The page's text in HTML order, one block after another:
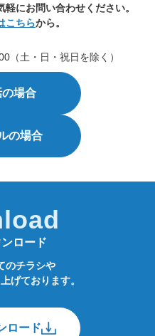
にお問い合わせください。
こちらから。
（土・日・祝日を除く）
場合
の場合
ロード
のチラシや
げております。
ロード